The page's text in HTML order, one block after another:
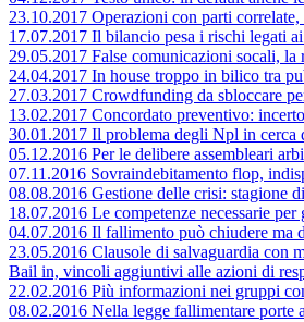
23.10.2017 Operazioni con parti
17.07.2017 Il bilancio pesa i rischi legati
29.05.2017 False comunicazioni socali, la
24.04.2017 In house troppo in bilico tra
27.03.2017 Crowdfunding da sbloccare
13.02.2017 Concordato preventivo:
30.01.2017 Il problema degli Npl in cerca
05.12.2016 Per le delibere assembleari
07.11.2016 Sovraindebitamento flop,
08.08.2016 Gestione delle crisi: stagione
18.07.2016 Le competenze necessarie
04.07.2016 Il fallimento può chiudere ma
23.05.2016 Clausole di salvaguardia con
Bail in, vincoli aggiuntivi alle azioni di
22.02.2016 Più informazioni nei gruppi
08.02.2016 Nella legge fallimentare porte